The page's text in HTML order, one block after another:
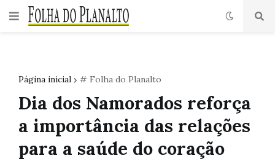
Página inicial # Folha do Planalto
Dia dos Namorados reforça
a importância das relações
para a saúde do coração